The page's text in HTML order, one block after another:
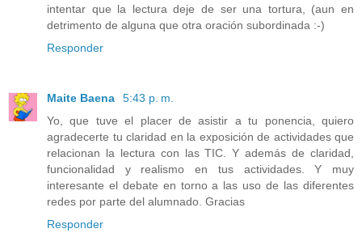
intentar que la lectura deje de ser una tortura, (aun en
detrimento de alguna que otra oración subordinada :-)
Responder
Maite Baena
5:43 p. m.
Yo, que tuve el placer de asistir a tu ponencia, quiero
agradecerte tu claridad en la exposición de actividades que
relacionan la lectura con las TIC. Y además de claridad,
funcionalidad y realismo en tus actividades. Y muy
interesante el debate en torno a las uso de las diferentes
redes por parte del alumnado. Gracias
Responder